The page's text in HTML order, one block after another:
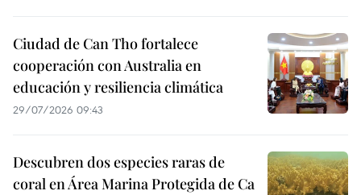
Ciudad de Can Tho fortalece
cooperación con Australia en
educación y resiliencia climática
29/07/2026 09:43
Descubren dos especies raras de
coral en Área Marina Protegida de Ca